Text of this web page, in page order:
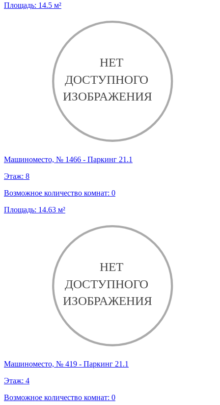
Площадь: 14.5 м²
Машиноместо, № 1466 - Паркинг 21.1
Этаж: 8
Возможное количество комнат: 0
Площадь: 14.63 м²
Машиноместо, № 419 - Паркинг 21.1
Этаж: 4
Возможное количество комнат: 0